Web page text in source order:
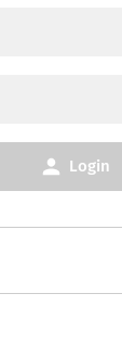
Login